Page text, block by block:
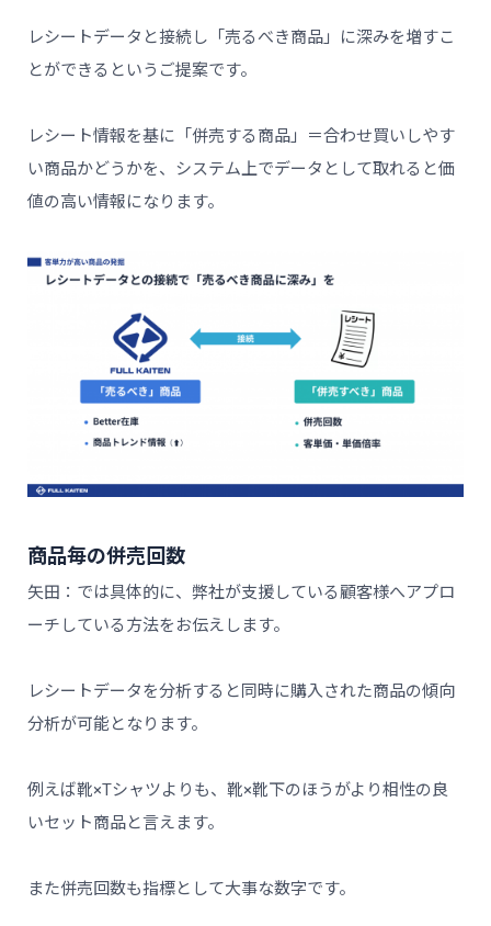
レシートデータと接続し「売るべき商品」に深みを増すこ
とができるというご提案です。
レシート情報を基に「併売する商品」＝合わせ買いしやす
い商品かどうかを、システム上でデータとして取れると価
値の高い情報になります。
商品毎の併売回数
矢田：では具体的に、弊社が支援している顧客様へアプロ
ーチしている方法をお伝えします。
レシートデータを分析すると同時に購入された商品の傾向
分析が可能となります。
例えば靴×Tシャツよりも、靴×靴下のほうがより相性の良
いセット商品と言えます。
また併売回数も指標として大事な数字です。